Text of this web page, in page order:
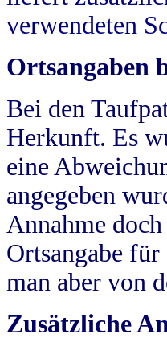
verwendeten
Ortsangaben
Bei den
Herkunft. Es
eine
angegeben
Annahme
Ortsangabe
man aber von
Zusätzliche